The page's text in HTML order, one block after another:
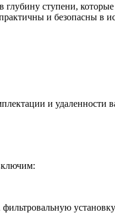
ступени,
и безопасны в
и удаленности